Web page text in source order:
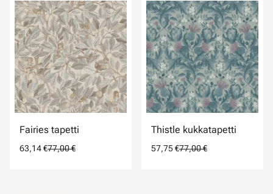
Fairies tapetti
63,14 €77,00 €
Thistle kukkatapetti
57,75 €77,00 €